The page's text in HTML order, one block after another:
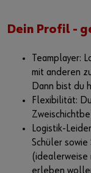
Dein Profil -
Teamplayer:
mit anderen
Dann bist du
Flexibilität:
Logistik-
Schüler
(idealerweise
erleben